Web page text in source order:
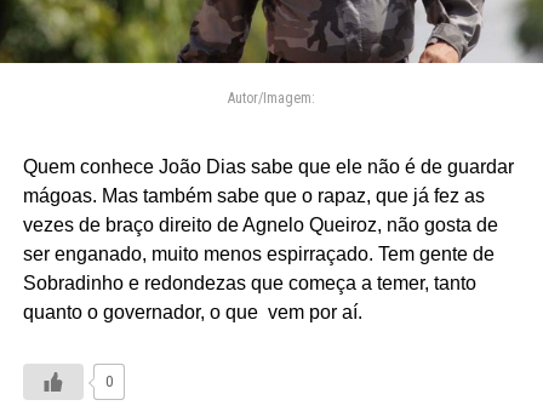
Autor/Imagem:
Quem conhece João Dias sabe que ele não é de guardar
mágoas. Mas também sabe que o rapaz, que já fez as
vezes de braço direito de Agnelo Queiroz, não gosta de
ser enganado, muito menos espirraçado. Tem gente de
Sobradinho e redondezas que começa a temer, tanto
quanto o governador, o que vem por aí.
0